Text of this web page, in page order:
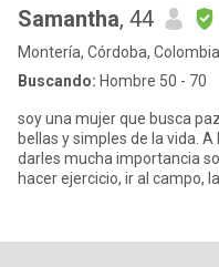
Samantha, 44
Montería, Córdoba, Colombia
Buscando: Hombre 50 - 70
soy una mujer que busca
bellas y simples de la vida. A los malos momentos trato de no
darles mucha importancia
hacer ejercicio, ir al campo,